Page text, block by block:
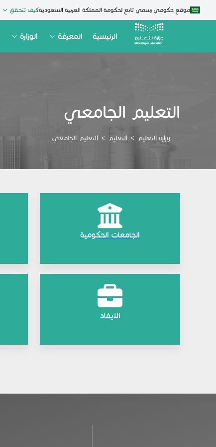
موقع حكومي رسمي تابع لحكومة المملكة العربية السعوديةكيف تتحقق
الرئيسية المعرفة الوزارة
التعليم الجامعي
وزارة التعليم > التعليم > التعليم الجامعي
الجامعات الحكومية
الايفاد